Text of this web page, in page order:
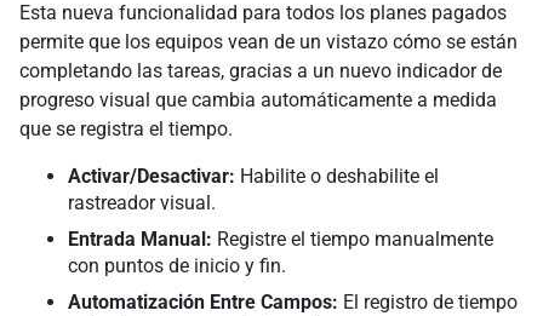
Esta nueva funcionalidad para todos los planes pagados
permite que los equipos vean de un vistazo cómo se están
completando las tareas, gracias a un nuevo indicador de
progreso visual que cambia automáticamente a medida
que se registra el tiempo.
Activar/Desactivar: Habilite o deshabilite el
rastreador visual.
Entrada Manual: Registre el tiempo manualmente
con puntos de inicio y fin.
Automatización Entre Campos: El registro de tiempo